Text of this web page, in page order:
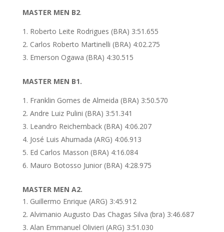
MASTER MEN B2.
Roberto Leite Rodrigues (BRA) 3:51.655
Carlos Roberto Martinelli (BRA) 4:02.275
Emerson Ogawa (BRA) 4:30.515
MASTER MEN B1.
Franklin Gomes de Almeida (BRA) 3:50.570
Andre Luiz Pulini (BRA) 3:51.341
Leandro Reichemback (BRA) 4:06.207
José Luis Ahumada (ARG) 4:06.913
Ed Carlos Masson (BRA) 4:16.084
Mauro Botosso Junior (BRA) 4:28.975
MASTER MEN A2.
Guillermo Enrique (ARG) 3:45.912
Alvimanio Augusto Das Chagas Silva (bra) 3:46.687
Alan Emmanuel Olivieri (ARG) 3:51.030